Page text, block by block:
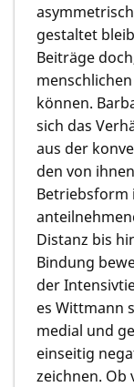
gestaltet
Beiträge
können.
sich das
aus der
den von
Betriebsform
Distanz bis
Bindung
der
es Wittmann
medial und
einseitig
zeichnen. Ob